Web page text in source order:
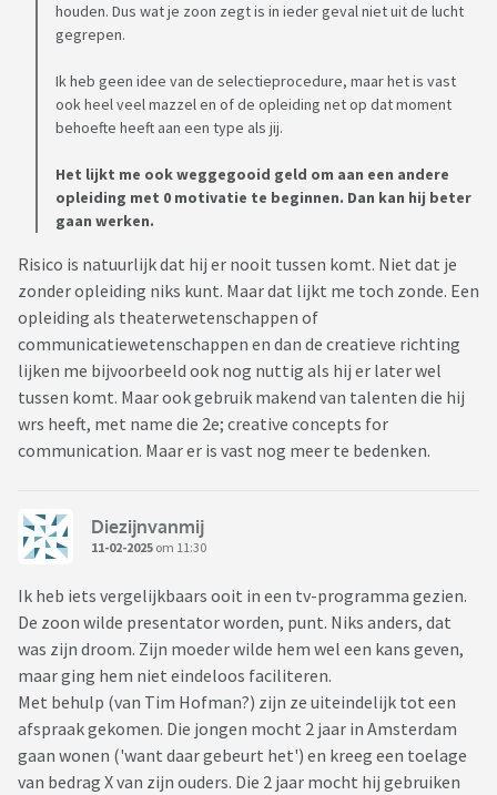
houden. Dus wat je zoon zegt is in ieder geval niet uit de lucht
gegrepen.
Ik heb geen idee van de selectieprocedure, maar het is vast
ook heel veel mazzel en of de opleiding net op dat moment
behoefte heeft aan een type als jij.
Het lijkt me ook weggegooid geld om aan een andere
opleiding met 0 motivatie te beginnen. Dan kan hij beter
gaan werken.
Risico is natuurlijk dat hij er nooit tussen komt. Niet dat je
zonder opleiding niks kunt. Maar dat lijkt me toch zonde. Een
opleiding als theaterwetenschappen of
communicatiewetenschappen en dan de creatieve richting
lijken me bijvoorbeeld ook nog nuttig als hij er later wel
tussen komt. Maar ook gebruik makend van talenten die hij
wrs heeft, met name die 2e; creative concepts for
communication. Maar er is vast nog meer te bedenken.
Diezijnvanmij
11-02-2025 om 11:30
Ik heb iets vergelijkbaars ooit in een tv-programma gezien.
De zoon wilde presentator worden, punt. Niks anders, dat
was zijn droom. Zijn moeder wilde hem wel een kans geven,
maar ging hem niet eindeloos faciliteren.
Met behulp (van Tim Hofman?) zijn ze uiteindelijk tot een
afspraak gekomen. Die jongen mocht 2 jaar in Amsterdam
gaan wonen ('want daar gebeurt het') en kreeg een toelage
van bedrag X van zijn ouders. Die 2 jaar mocht hij gebruiken